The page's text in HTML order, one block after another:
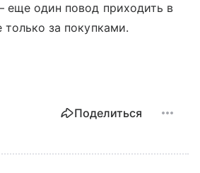
еще один повод приходить в
за покупками.
Поделиться